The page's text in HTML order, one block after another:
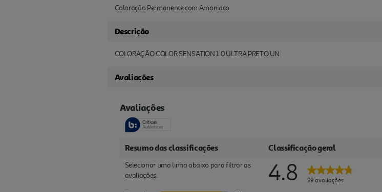
Coloração Permanente com Amoniaco
Descrição
COLORAÇÃO COLOR SENSATION 1.0 ULTRA PRETO UN
Avaliações